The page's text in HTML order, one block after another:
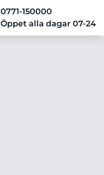
0771-150000
Öppet alla dagar 07-24